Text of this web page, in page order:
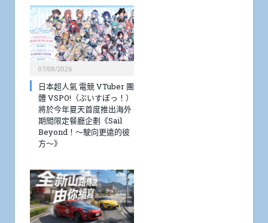
07/08/2026
日本超人氣 電競 VTuber 團
體 VSPO!（ぶいすぽっ！）
將於今年夏天首度推出海外
期間限定餐廳企劃《Sail
Beyond！～駛向更遠的彼
方～》